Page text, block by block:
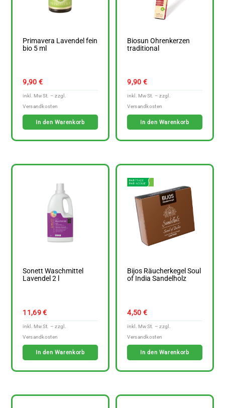
Primavera Lavendel fein
bio 5 ml
9,90 €
In den Warenkorb
Biosun Ohrenkerzen
traditional
9,90 €
In den Warenkorb
Sonett Waschmittel
Lavendel 2 l
11,69€
In den Warenkorb
Bijos Räucherkegel Soul
of India Sandelholz
4,50 €
In den Warenkorb